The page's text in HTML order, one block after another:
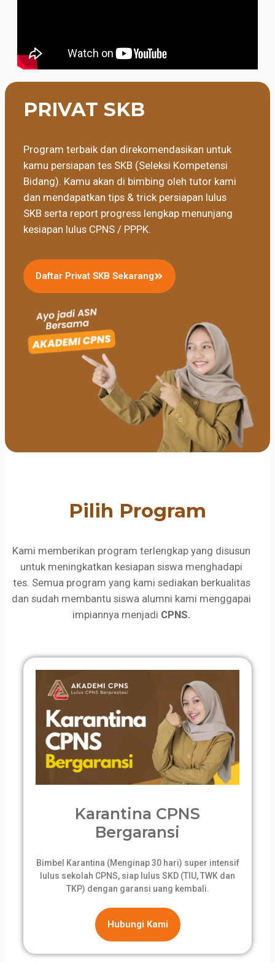
PRIVAT SKB
Program terbaik dan direkomendasikan untuk
kamu persiapan tes SKB (Seleksi Kompetensi
Bidang). Kamu akan di bimbing oleh tutor kami
dan mendapatkan tips & trick persiapan lulus
SKB serta report progress lengkap menunjang
kesiapan lulus CPNS / PPPK.
Daftar Privat SKB Sekarang
Pilih Program
Kami memberikan program terlengkap yang disusun
untuk meningkatkan kesiapan siswa menghadapi
tes. Semua program yang kami sediakan berkualitas
dan sudah membantu siswa alumni kami menggapai
impiannya menjadi CPNS.
Karantina CPNS
Bergaransi
Bimbel Karantina (Menginap 30 hari) super intensif
lulus sekolah CPNS, siap lulus SKD (TIU, TWK dan
TKP) dengan garansi uang kembali.
Hubungi Kami